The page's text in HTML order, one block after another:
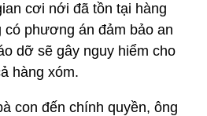
cơi nới đã tồn tại hàng
có phương án đảm bảo an
dỡ sẽ gây nguy hiểm cho
hàng xóm.
con đến chính quyền, ông